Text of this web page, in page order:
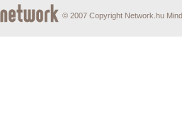
© 2007 Copyright Network.hu